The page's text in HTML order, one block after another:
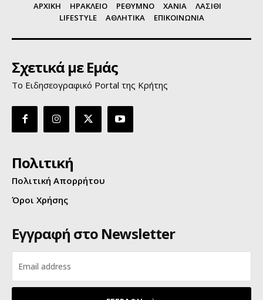
ΑΡΧΙΚΗ ΗΡΑΚΛΕΙΟ ΡΕΘΥΜΝΟ ΧΑΝΙΑ
ΛΑΣΙΘΙ
LIFESTYLE
ΑΘΛΗΤΙΚΑ ΕΠΙΚΟΙΝΩΝΙΑ
Σχετικά με Εμάς
Το Ειδησεογραφικό Portal της Κρήτης
Πολιτική
Πολιτική Απορρήτου
Όροι Χρήσης
Εγγραφή στο Newsletter